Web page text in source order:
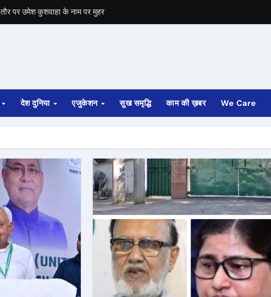
पर उमेश कुशवाहा के नाम पर मुहर
देश दुनिया एजुकेशन सुख समृद्धि काम की ख़बर We Care